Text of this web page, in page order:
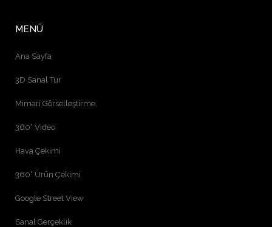
MENÜ
Ana Sayfa
3D Sanal Tur
Mimari Görselleştirme
360° Video
Hava Çekimi
360° Ürün Çekimi
Google Street View
Sanal Gerçeklik